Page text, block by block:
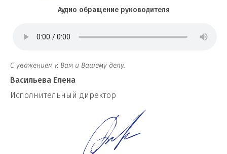
Аудио обращение руководителя
С уважением к Вам и Вашему делу.
Васильева Елена
И сполнительный директор